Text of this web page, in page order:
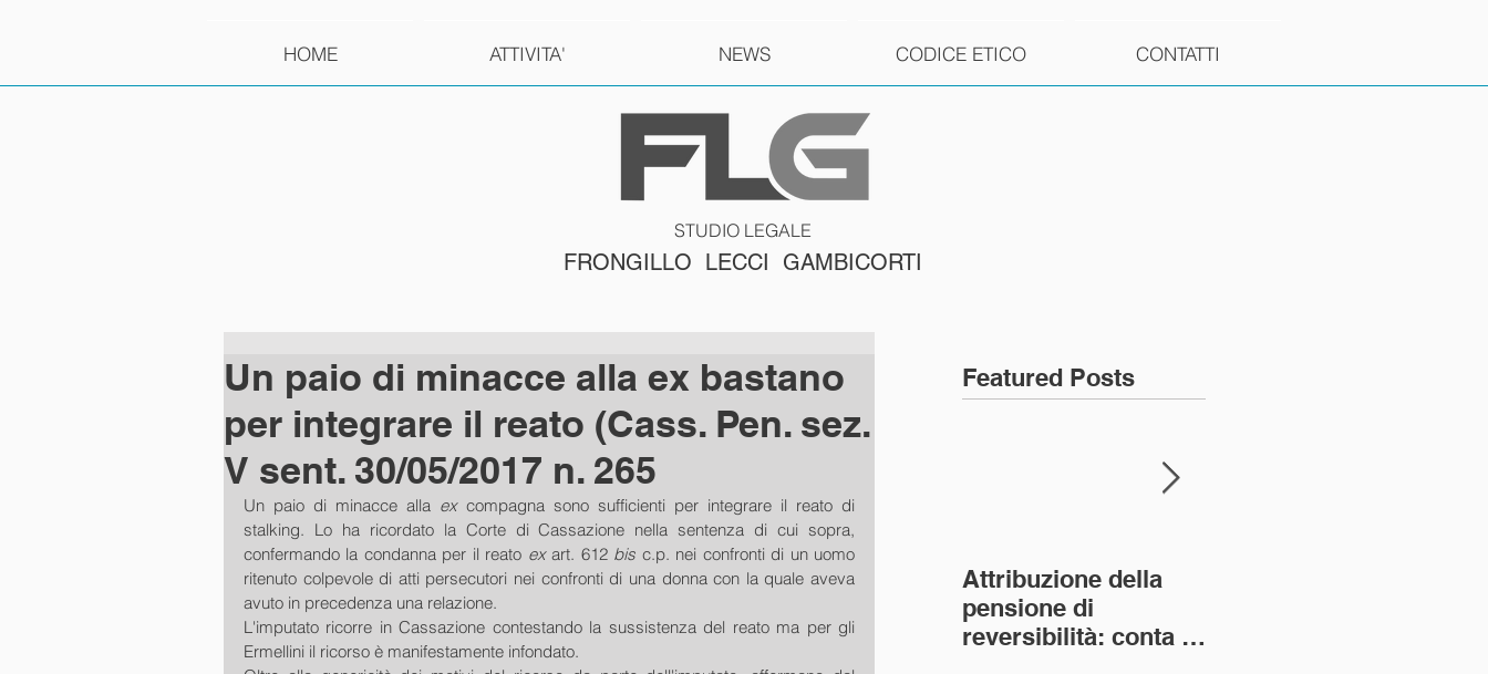
HOME ATTIVITA' NEWS CODICE ETICO CONTATTI
STUDIO LEGALE
FRONGILLO LECCI GAMBICORTI
Un paio di minacce alla ex bastano
per integrare il reato (Cass. Pen. sez.
V sent. 30/05/2017 n. 265
Un paio di minacce alla ex compagna sono sufficienti per integrare il reato di
stalking. Lo ha ricordato la Corte di Cassazione nella sentenza di cui sopra,
confermando la condanna per il reato ex art. 612 bis c.p. nei confronti di un uomo
ritenuto colpevole di atti persecutori nei confronti di una donna con la quale aveva
avuto in precedenza una relazione.
L'imputato ricorre in Cassazione contestando la sussistenza del reato ma per gli
Ermellini il ricorso è manifestamente infondato.
Featured Posts
Attribuzione della
pensione di
reversibilità: conta la